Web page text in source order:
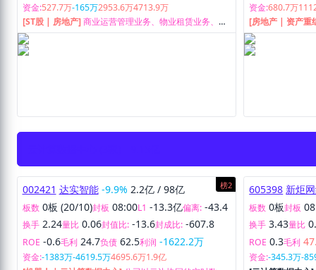
资金:527.7万-165万2953.6万4713.9万
[ST股 | 房地产]商业运营管理业务、物业租赁业务、住
宅商住尾盘销售业务。
资金:680.7万
[房地产 | 资产重
筋混凝土排水管
的研发、生产与
榜2
002421 达实智能 -9.9% 2.2亿 / 98亿
板数 0板 (20/10)封板 08:00L1 -13.3亿偏离: -43.4
换手 2.24量比 0.06封值比: -13.6封成比: -607.8
ROE -0.6毛利 24.7负债 62.5利润 -1622.2万
资金:-1383万-4619.5万4695.6万1.9亿
605398 新炬
板数 0板封板
换手 3.43量比
ROE 0.3毛利
资金:-345.3万-